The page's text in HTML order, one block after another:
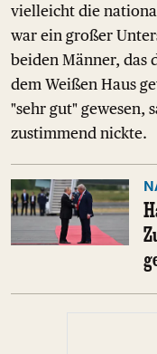
vielleicht die
war ein großer
beiden Männer, das
dem Weißen Haus
"sehr gut" gewesen,
zustimmend nickte.